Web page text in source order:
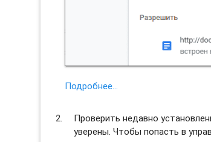
Подробнее…
Проверить недавно
уверены. Чтобы попасть в